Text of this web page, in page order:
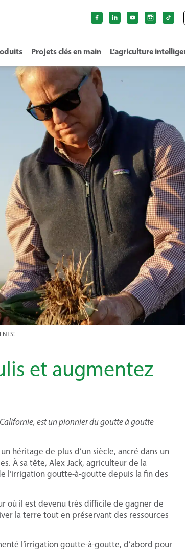
Projets clés en main L’agriculture
et augmentez
est un pionnier du goutte à goutte
héritage de plus d’un siècle, ancré dans un
À sa tête, Alex Jack, agriculteur de la
l’irrigation goutte-à-goutte depuis la fin des
où il est devenu très difficile de gagner de
la terre tout en préservant des ressources
l’irrigation goutte-à-goutte, d’abord pour